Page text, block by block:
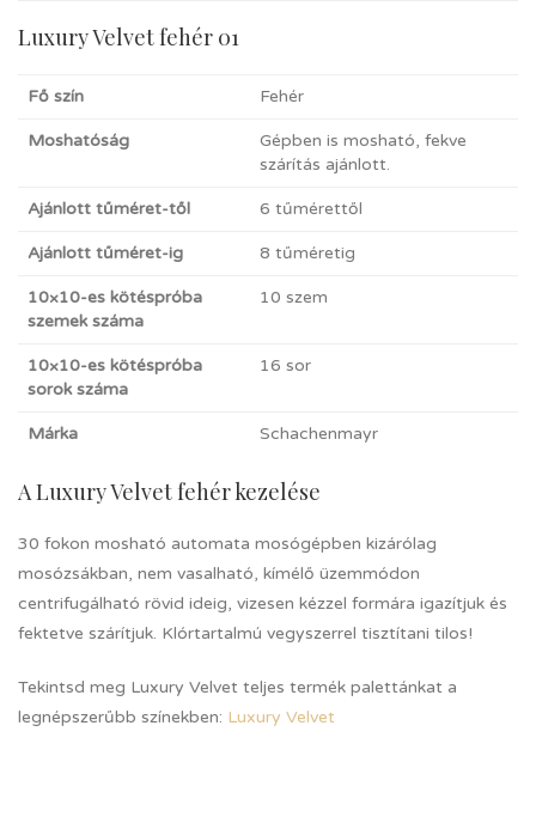
Luxury Velvet fehér 01
Fő szín Fehér
Moshatóság
Gépben is mosható, fekve
szárítás ajánlott.
Ajánlott tűméret-től 6 tűmérettől
Ajánlott tűméret-ig 8 tűméretig
10×10-es kötéspróba
szemek száma
10 szem
10×10-es kötéspróba
sorok száma
16 sor
Márka Schachenmayr
A Luxury Velvet fehér kezelése
30 fokon mosható automata mosógépben kizárólag
mosózsákban, nem vasalható, kímélő üzemmódon
centrifugálható rövid ideig, vizesen kézzel formára igazítjuk és
fektetve szárítjuk. Klórtartalmú vegyszerrel tisztítani tilos!
Tekintsd meg Luxury Velvet teljes termék palettánkat a
legnépszerűbb színekben: Luxury Velvet